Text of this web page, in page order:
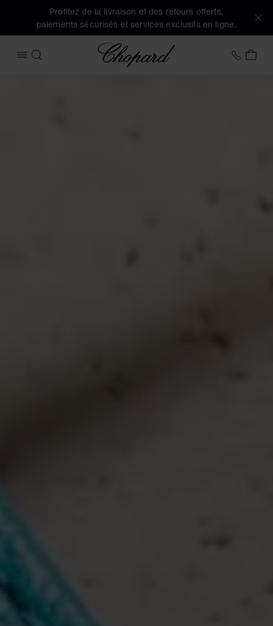
Profitez de la livraison et des retours offerts,
paiements sécurisés et services exclusifs en ligne.
OUVRIR LE MENU
RECHERCHER Chopard +33